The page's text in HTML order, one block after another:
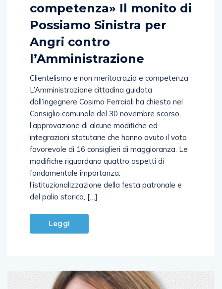
competenza» Il monito di
Possiamo Sinistra per
Angri contro
l’Amministrazione
Clientelismo e non meritocrazia e competenza
L’Amministrazione cittadina guidata
dall’ingegnere Cosimo Ferraioli ha chiesto nel
Consiglio comunale del 30 novembre scorso,
l’approvazione di alcune modifiche ed
integrazioni statutarie che hanno avuto il voto
favorevole di 16 consiglieri di maggioranza. Le
modifiche riguardano quattro aspetti di
fondamentale importanza:
l’istituzionalizzazione della festa patronale e
del palio storico, […]
Leggi